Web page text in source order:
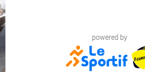
powered by